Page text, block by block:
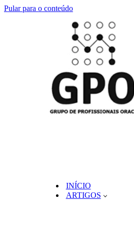
Pular para o conteúdo
INÍCIO
ARTIGOS